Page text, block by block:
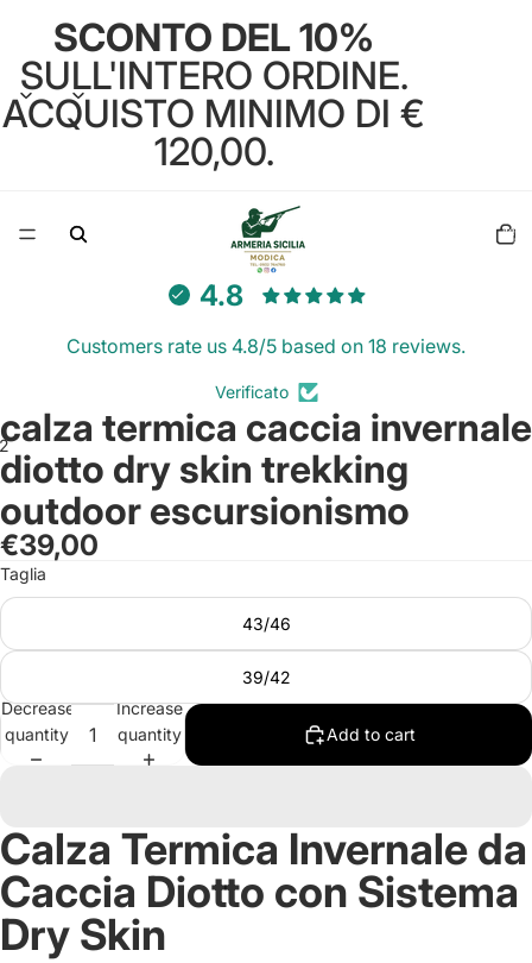
SCONTO DEL 10%
SULL'INTERO ORDINE.
ACQUISTO MINIMO DI €
120,00.
items
in
4.8
Customers rate us 4.8/5 based on 18 reviews.
Verificato
image
in
full
screen
image
in
full
screen
calza termica caccia invernale
diotto dry skin trekking
outdoor escursionismo
€39,00
Taglia
43/46
39/42
Decrease
quantity
Increase
quantity
Add to cart
Calza Termica Invernale da
Caccia Diotto con Sistema
Dry Skin